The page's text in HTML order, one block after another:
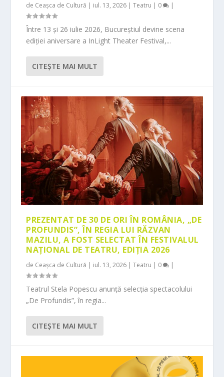
de Ceașca de Cultură | iul. 13, 2026 |Teatru | 0 |
Între 13 și 26 iulie 2026, Bucureștiul devine scena
ediției aniversare a InLight Theater Festival,...
CITEŞTE MAI MULT
PREZENTAT DE 30 DE ORI ÎN ROMÂNIA, „DE
PROFUNDIS”, ÎN REGIA LUI RĂZVAN
MAZILU, A FOST SELECTAT ÎN FESTIVALUL
NAȚIONAL DE TEATRU, EDIȚIA 2026
de Ceașca de Cultură | iul. 13, 2026 |Teatru | 0 |
Teatrul Stela Popescu anunță selecția spectacolului
„De Profundis”, în regia...
CITEŞTE MAI MULT